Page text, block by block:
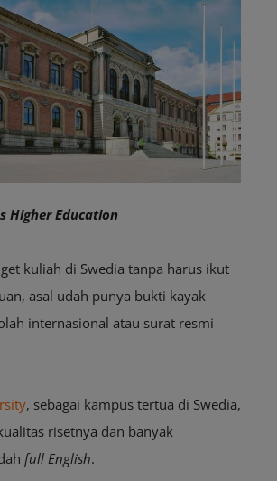
Higher Education
kuliah di Swedia tanpa harus ikut
asal udah punya bukti kayak
internasional atau surat resmi
, sebagai kampus tertua di Swedia,
risetnya dan banyak
full English.